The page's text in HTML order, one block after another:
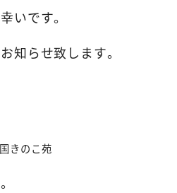
いです。
知らせ致します。
きのこ苑